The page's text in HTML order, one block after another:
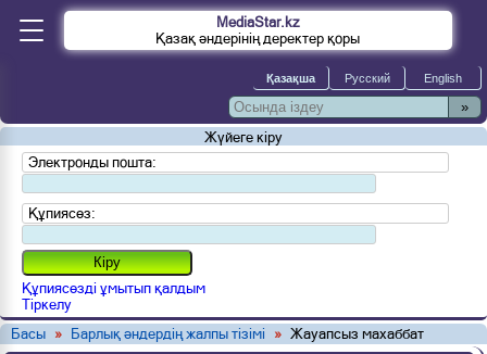
MediaStar.kz
Қазақ әндерінің деректер қоры
»
Жүйеге кіру
Электронды пошта:
Құпиясөз:
Құпиясөзді ұмытып қалдым
Тіркелу
Басы » Барлық әндердің жалпы тізімі » Жауапсыз махаббат